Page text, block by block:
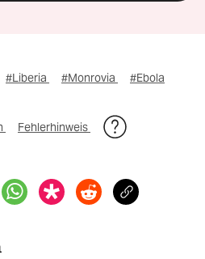
#Liberia #Monrovia #Ebola
Fehlerhinweis